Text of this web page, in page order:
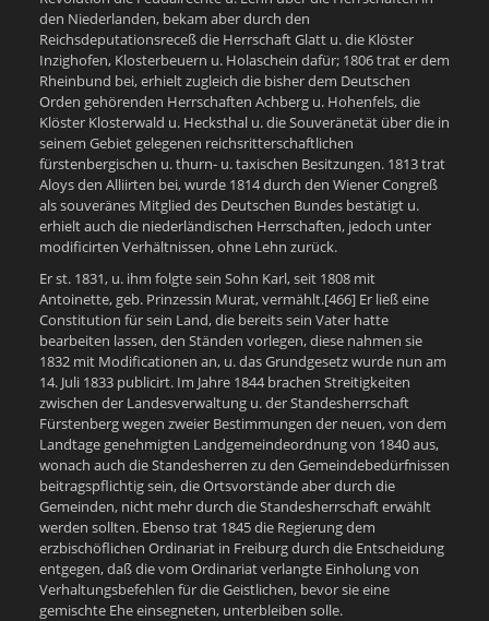
den Niederlanden, bekam aber durch den
Reichsdeputationsreceß die Herrschaft Glatt u. die Klöster
Inzighofen, Klosterbeuern u. Holaschein dafür; 1806 trat er dem
Rheinbund bei, erhielt zugleich die bisher dem Deutschen
Orden gehörenden Herrschaften Achberg u. Hohenfels, die
Klöster Klosterwald u. Hecksthal u. die Souveränetät über die in
seinem Gebiet gelegenen reichsritterschaftlichen
fürstenbergischen u. thurn- u. taxischen Besitzungen. 1813 trat
Aloys den Alliirten bei, wurde 1814 durch den Wiener Congreß
als souveränes Mitglied des Deutschen Bundes bestätigt u.
erhielt auch die niederländischen Herrschaften, jedoch unter
modificirten Verhältnissen, ohne Lehn zurück.
Er st. 1831, u. ihm folgte sein Sohn Karl, seit 1808 mit
Antoinette, geb. Prinzessin Murat, vermählt.[466] Er ließ eine
Constitution für sein Land, die bereits sein Vater hatte
bearbeiten lassen, den Ständen vorlegen, diese nahmen sie
1832 mit Modificationen an, u. das Grundgesetz wurde nun am
14. Juli 1833 publicirt. Im Jahre 1844 brachen Streitigkeiten
zwischen der Landesverwaltung u. der Standesherrschaft
Fürstenberg wegen zweier Bestimmungen der neuen, von dem
Landtage genehmigten Landgemeindeordnung von 1840 aus,
wonach auch die Standesherren zu den Gemeindebedürfnissen
beitragspflichtig sein, die Ortsvorstände aber durch die
Gemeinden, nicht mehr durch die Standesherrschaft erwählt
werden sollten. Ebenso trat 1845 die Regierung dem
erzbischöflichen Ordinariat in Freiburg durch die Entscheidung
entgegen, daß die vom Ordinariat verlangte Einholung von
Verhaltungsbefehlen für die Geistlichen, bevor sie eine
gemischte Ehe einsegneten, unterbleiben solle.